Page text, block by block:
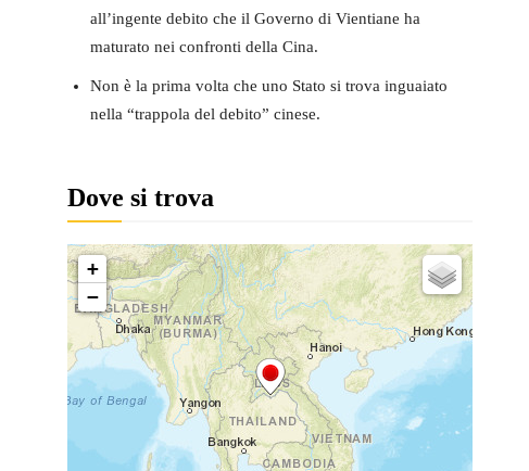
all’ingente debito che il Governo di Vientiane ha
maturato nei confronti della Cina.
Non è la prima volta che uno Stato si trova inguaiato
nella “trappola del debito” cinese.
Dove si trova